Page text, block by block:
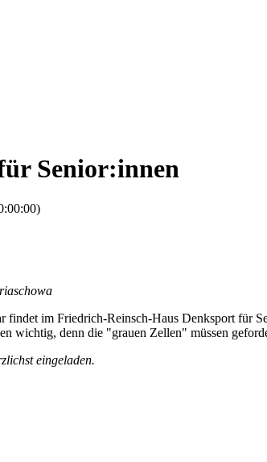
Senior:innen
findet im Friedrich-Reinsch-Haus Denksport für
wichtig, denn die "grauen Zellen" müssen
eingeladen.